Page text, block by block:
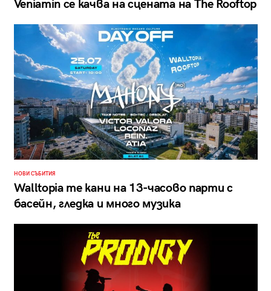
Veniamin се качва на сцената на The Rooftop
НОВИ СЪБИТИЯ
Walltopia те кани на 13-часово парти с
басейн, гледка и много музика